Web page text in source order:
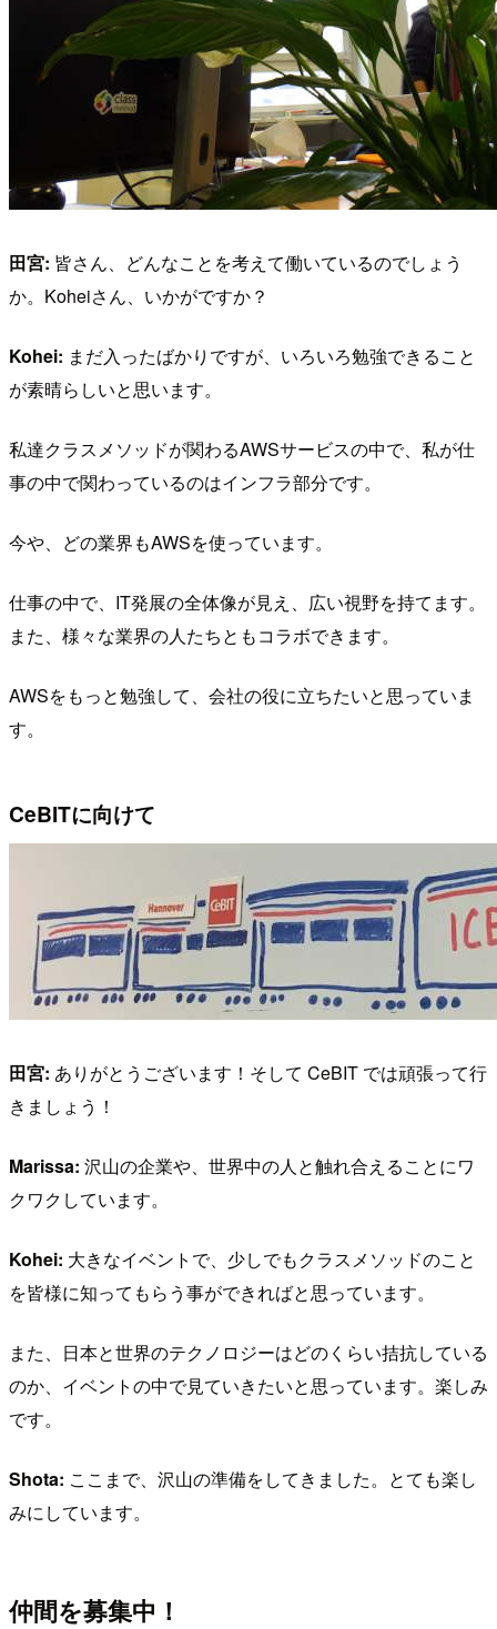
田宮: 皆さん、どんなことを考えて働いているのでしょう
か。Koheiさん、いかがですか？
Kohei: まだ入ったばかりですが、いろいろ勉強できること
が素晴らしいと思います。
私達クラスメソッドが関わるAWSサービスの中で、私が仕
事の中で関わっているのはインフラ部分です。
今や、どの業界もAWSを使っています。
仕事の中で、IT発展の全体像が見え、広い視野を持てます。
また、様々な業界の人たちともコラボできます。
AWSをもっと勉強して、会社の役に立ちたいと思っていま
す。
CeBITに向けて
田宮: ありがとうございます！そして CeBIT では頑張って行
きましょう！
Marissa: 沢山の企業や、世界中の人と触れ合えることにワ
クワクしています。
Kohei: 大きなイベントで、少しでもクラスメソッドのこと
を皆様に知ってもらう事ができればと思っています。
また、日本と世界のテクノロジーはどのくらい拮抗している
のか、イベントの中で見ていきたいと思っています。楽しみ
です。
Shota: ここまで、沢山の準備をしてきました。とても楽し
みにしています。
仲間を募集中！